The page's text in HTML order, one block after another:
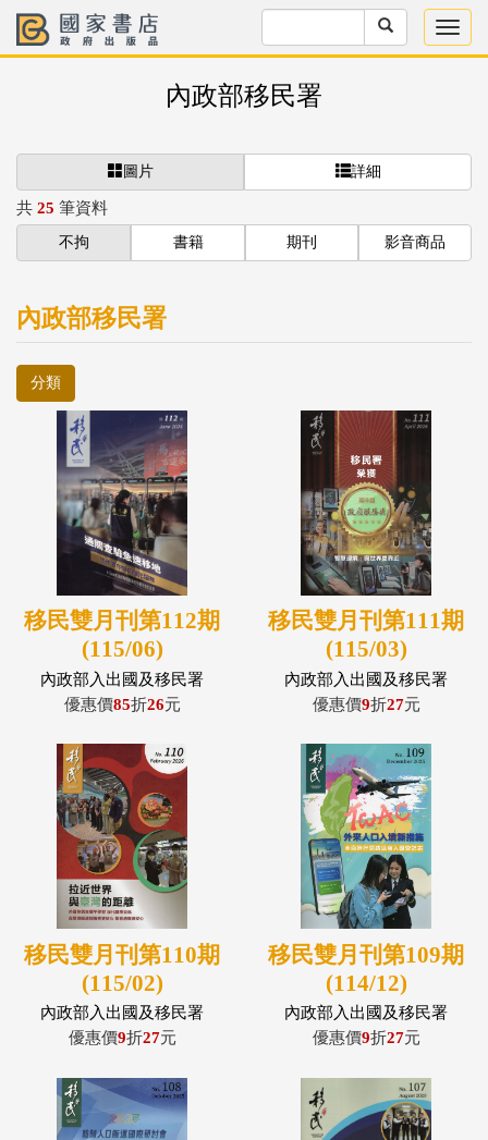
內政部移民署
圖片 詳細
共 25 筆資料
不拘 書籍 期刊 影音商品
內政部移民署
分類
移民雙月刊第112期
(115/06)
內政部入出國及移民署
優惠價85折26元
移民雙月刊第111期
(115/03)
內政部入出國及移民署
優惠價9折27元
移民雙月刊第110期
(115/02)
內政部入出國及移民署
優惠價9折27元
移民雙月刊第109期
(114/12)
內政部入出國及移民署
優惠價9折27元